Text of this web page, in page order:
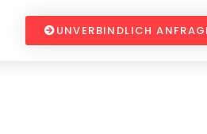
UNVERBINDLICH